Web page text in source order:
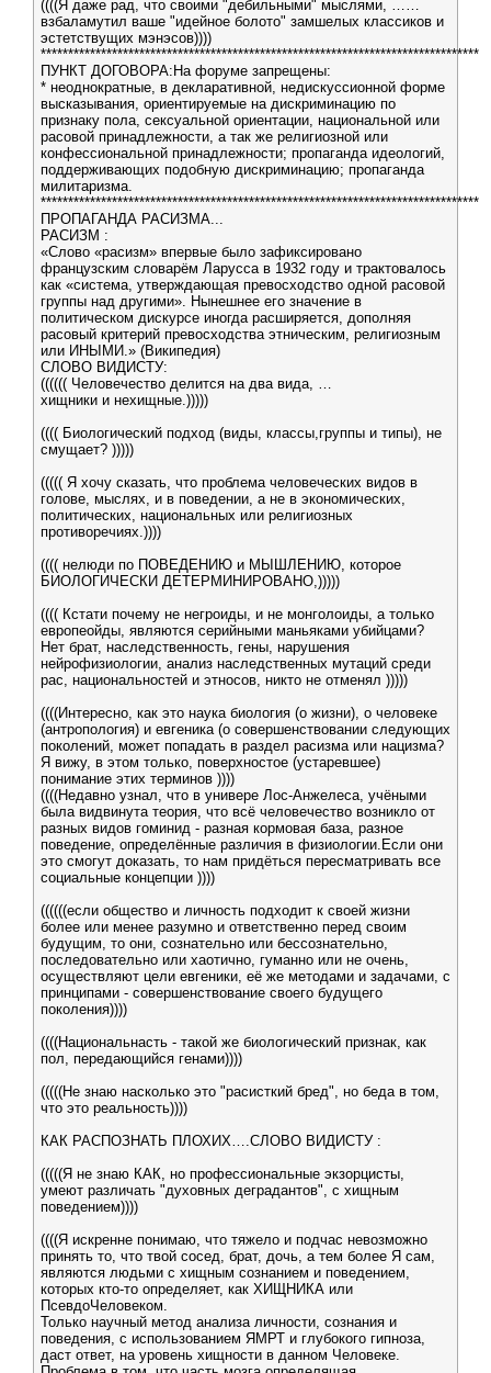
((((Я даже рад, что своими "дебильными" мыслями, ……
взбаламутил ваше "идейное болото" замшелых классиков и
эстетствущих мэнэсов))))
********************************************************************************
ПУНКТ ДОГОВОРА:На форуме запрещены:
* неоднократные, в декларативной, недискуссионной форме
высказывания, ориентируемые на дискриминацию по
признаку пола, сексуальной ориентации, национальной или
расовой принадлежности, а так же религиозной или
конфессиональной принадлежности; пропаганда идеологий,
поддерживающих подобную дискриминацию; пропаганда
милитаризма.
********************************************************************************
ПРОПАГАНДА РАСИЗМА...
РАСИЗМ :
«Слово «расизм» впервые было зафиксировано
французским словарём Ларусса в 1932 году и трактовалось
как «система, утверждающая превосходство одной расовой
группы над другими». Нынешнее его значение в
политическом дискурсе иногда расширяется, дополняя
расовый критерий превосходства этническим, религиозным
или ИНЫМИ.» (Википедия)
СЛОВО ВИДИСТУ:
(((((( Человечество делится на два вида, …
хищники и нехищные.)))))
(((( Биологический подход (виды, классы,группы и типы), не
смущает? )))))
((((( Я хочу сказать, что проблема человеческих видов в
голове, мыслях, и в поведении, а не в экономических,
политических, национальных или религиозных
противоречиях.))))
(((( нелюди по ПОВЕДЕНИЮ и МЫШЛЕНИЮ, которое
БИОЛОГИЧЕСКИ ДЕТЕРМИНИРОВАНО,)))))
(((( Кстати почему не негроиды, и не монголоиды, а только
европеойды, являются серийными маньяками убийцами?
Нет брат, наследственность, гены, нарушения
нейрофизиологии, анализ наследственных мутаций среди
рас, национальностей и этносов, никто не отменял )))))
((((Интересно, как это наука биология (о жизни), о человеке
(антропология) и евгеника (о совершенствовании следующих
поколений, может попадать в раздел расизма или нацизма?
Я вижу, в этом только, поверхностое (устаревшее)
понимание этих терминов ))))
((((Недавно узнал, что в универе Лос-Анжелеса, учёными
была видвинута теория, что всё человечество возникло от
разных видов гоминид - разная кормовая база, разное
поведение, определённые различия в физиологии.Если они
это смогут доказать, то нам придёться пересматривать все
социальные концепции ))))
((((((если общество и личность подходит к своей жизни
более или менее разумно и ответственно перед своим
будущим, то они, сознательно или бессознательно,
последовательно или хаотично, гуманно или не очень,
осуществляют цели евгеники, её же методами и задачами, с
принципами - совершенствование своего будущего
поколения))))
((((Национальнасть - такой же биологический признак, как
пол, передающийся генами))))
(((((Не знаю насколько это "расисткий бред", но беда в том,
что это реальность))))
КАК РАСПОЗНАТЬ ПЛОХИХ….СЛОВО ВИДИСТУ :
(((((Я не знаю КАК, но профессиональные экзорцисты,
умеют различать "духовных деградантов", с хищным
поведением))))
((((Я искренне понимаю, что тяжело и подчас невозможно
принять то, что твой сосед, брат, дочь, а тем более Я сам,
являются людьми с хищным сознанием и поведением,
которых кто-то определяет, как ХИЩНИКА или
ПсевдоЧеловеком.
Только научный метод анализа личности, сознания и
поведения, с использованием ЯМРТ и глубокого гипноза,
даст ответ, на уровень хищности в данном Человеке.